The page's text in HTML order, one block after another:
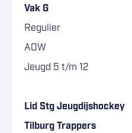
Vak G
Regulier
AOW
Jeugd 5 t/m 12
Lid Stg Jeugdijshockey
Tilburg Trappers